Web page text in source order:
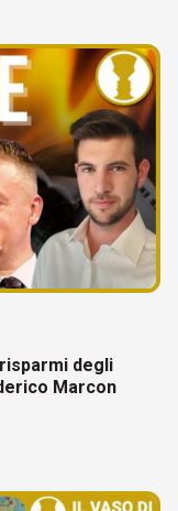
degli
Marcon